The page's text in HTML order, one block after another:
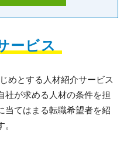
ービス
めとする人材紹介サービス
社が求める人材の条件を担
当てはまる転職希望者を紹